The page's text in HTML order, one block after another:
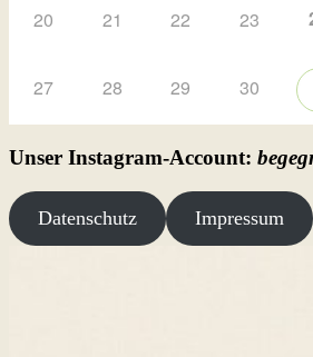
20 21 22 23
27 28 29 30
Unser Instagram-Account:
Datenschutz Impressum